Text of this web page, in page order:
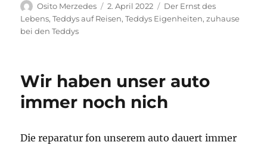
Autor
Osito Merzedes
Veröffentlicht
am
2. April 2022 Kategorien
Der Ernst des
Lebens,Teddys auf Reisen,Teddys Eigenheiten,zuhause
bei den Teddys
Wir haben unser auto
immer noch nich
Die reparatur fon unserem auto dauert immer